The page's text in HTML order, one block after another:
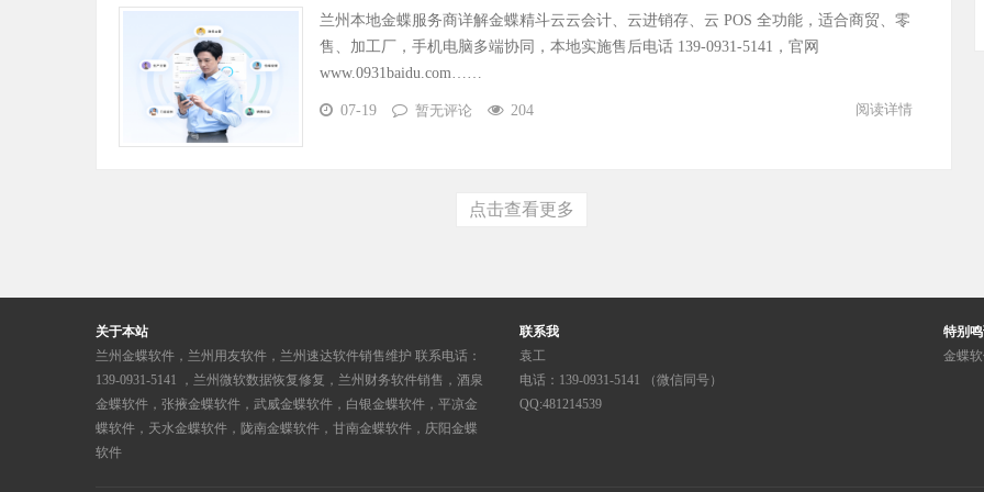
兰州本地金蝶服务商详解金蝶精斗云云会计、云进销存、云 POS 全功能，适合商贸、零
售、加工厂，手机电脑多端协同，本地实施售后电话 139-0931-5141，官网
www.0931baidu.com……
07-19 暂无评论 204 阅读详情
点击查看更多
关于本站
兰州金蝶软件，兰州用友软件，兰州速达软件销售维护 联系电话：
139-0931-5141 ，兰州微软数据恢复修复，兰州财务软件销售，酒泉
金蝶软件，张掖金蝶软件，武威金蝶软件，白银金蝶软件，平凉金
蝶软件，天水金蝶软件，陇南金蝶软件，甘南金蝶软件，庆阳金蝶
软件
联系我
袁工
电话：139-0931-5141 （微信同号）
QQ:481214539
特别
金蝶